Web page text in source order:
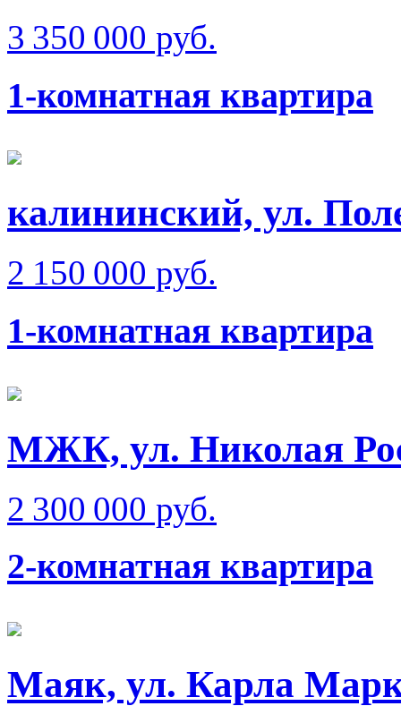
3 350 000 руб.
1-комнатная квартира
калининский, ул.
2 150 000 руб.
1-комнатная квартира
МЖК, ул. Николая
2 300 000 руб.
2-комнатная квартира
Маяк, ул. Карла